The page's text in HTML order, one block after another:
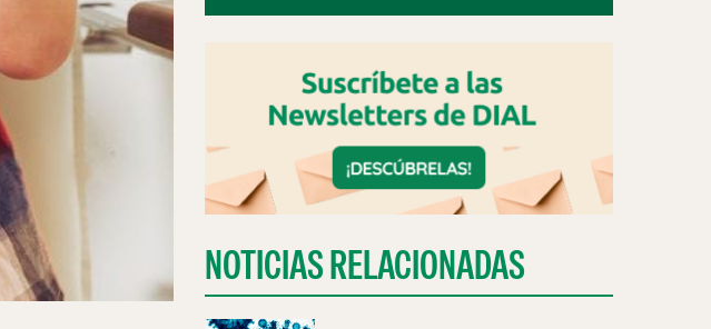
NOTICIAS RELACIONADAS